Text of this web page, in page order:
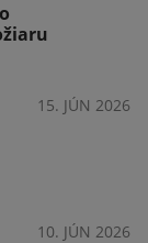
15. JÚN 2026
10. JÚN 2026